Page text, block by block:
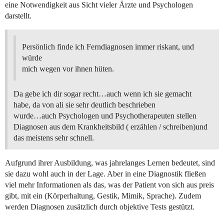
eine Notwendigkeit aus Sicht vieler Ärzte und Psychologen
darstellt.
Persönlich finde ich Ferndiagnosen immer riskant, und
würde
mich wegen vor ihnen hüten.
Da gebe ich dir sogar recht…auch wenn ich sie gemacht
habe, da von ali sie sehr deutlich beschrieben
wurde…auch Psychologen und Psychotherapeuten stellen
Diagnosen aus dem Krankheitsbild ( erzählen / schreiben)und
das meistens sehr schnell.
Aufgrund ihrer Ausbildung, was jahrelanges Lernen bedeutet, sind
sie dazu wohl auch in der Lage. Aber in eine Diagnostik fließen
viel mehr Informationen als das, was der Patient von sich aus preis
gibt, mit ein (Körperhaltung, Gestik, Mimik, Sprache). Zudem
werden Diagnosen zusätzlich durch objektive Tests gestützt.